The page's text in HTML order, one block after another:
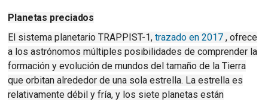
Planetas preciados
El sistema planetario TRAPPIST-1,trazadoen 2017 , ofrece
a los astrónomos múltiples posibilidades de comprender la
formación y evolución de mundos del tamaño de la Tierra
que orbitan alrededor de una sola estrella. La estrella es
relativamente débil y fría, y los siete planetas están